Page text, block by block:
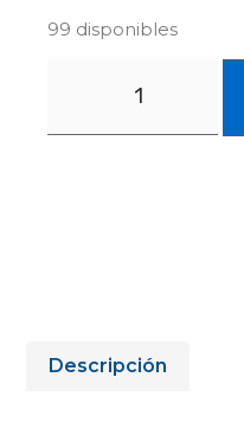
99 disponibles
Descripción